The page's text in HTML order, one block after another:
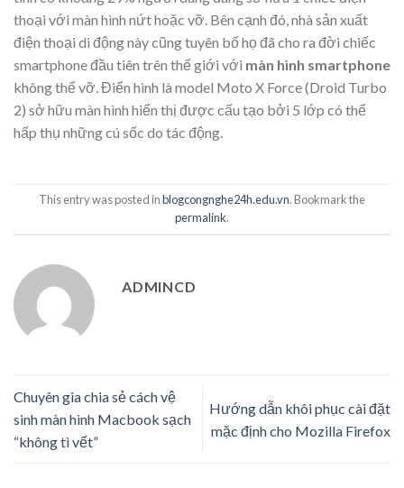
thoại với màn hình nứt hoặc vỡ. Bên cạnh đó, nhà sản xuất
điện thoại di động này cũng tuyên bố họ đã cho ra đời chiếc
smartphone đầu tiên trên thế giới với màn hình smartphone
không thể vỡ. Điển hình là model Moto X Force (Droid Turbo
2) sở hữu màn hình hiển thị được cấu tạo bởi 5 lớp có thể
hấp thụ những cú sốc do tác động.
This entry was posted inblogcongnghe24h.edu.vn. Bookmark the
permalink.
ADMINCD
Chuyên gia chia sẻ cách vệ
sinh màn hình Macbook sạch
“không tì vết”
Hướng dẫn khôi phục cài đặt
mặc định cho Mozilla Firefox